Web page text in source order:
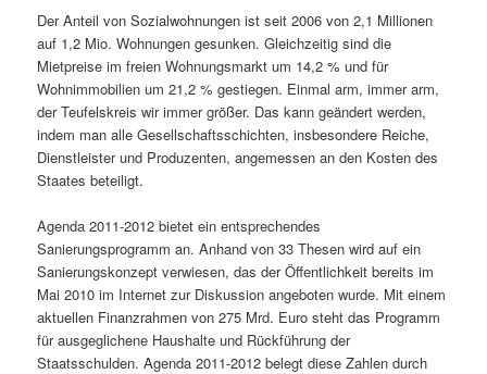
Der Anteil von Sozialwohnungen ist seit 2006 von 2,1 Millionen
auf 1,2 Mio. Wohnungen gesunken. Gleichzeitig sind die
Mietpreise im freien Wohnungsmarkt um 14,2 % und für
Wohnimmobilien um 21,2 % gestiegen. Einmal arm, immer arm,
der Teufelskreis wir immer größer. Das kann geändert werden,
indem man alle Gesellschaftsschichten, insbesondere Reiche,
Dienstleister und Produzenten, angemessen an den Kosten des
Staates beteiligt.
Agenda 2011-2012 bietet ein entsprechendes
Sanierungsprogramm an. Anhand von 33 Thesen wird auf ein
Sanierungskonzept verwiesen, das der Öffentlichkeit bereits im
Mai 2010 im Internet zur Diskussion angeboten wurde. Mit einem
aktuellen Finanzrahmen von 275 Mrd. Euro steht das Programm
für ausgeglichene Haushalte und Rückführung der
Staatsschulden. Agenda 2011-2012 belegt diese Zahlen durch